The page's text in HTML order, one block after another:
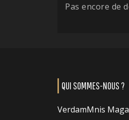
Pas encore de
QUI SOMMES-NOUS ?
VerdamMnis